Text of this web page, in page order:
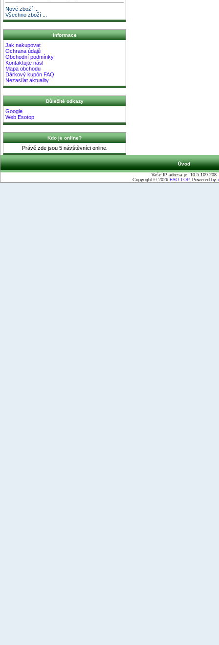
Nové zboží ...
Všechno zboží ...
Informace
Jak nakupovat
Ochrana údajů
Obchodní podmínky
Kontaktujte nás!
Mapa obchodu
Dárkový kupón FAQ
Nezasílat aktuality
Důležité odkazy
Google
Web Esotop
Kdo je online?
Právě zde jsou 5 návštěvníci online.
Úvod
Vaše IP adresa je: 10.5.109.208
Copyright © 2026 ESO TOP. Powered by